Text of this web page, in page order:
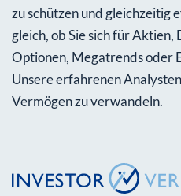
zu schützen und gleichzeitig
gleich, ob Sie sich für
Optionen, Megatrends oder
Unsere erfahrenen
Vermögen zu verwandeln.